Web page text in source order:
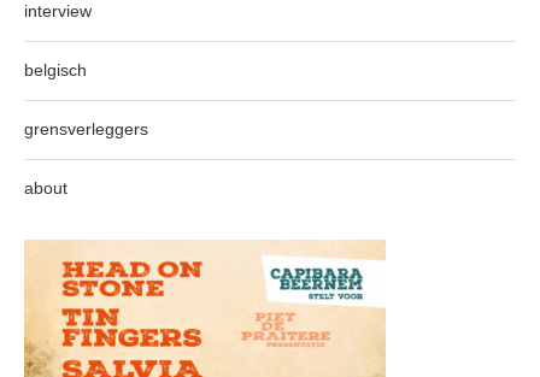
interview
belgisch
grensverleggers
about